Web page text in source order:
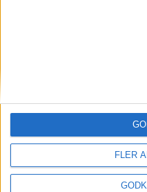
FLER
28 maj 2026
ASICS GEL-
för traillöpning
förhållanden